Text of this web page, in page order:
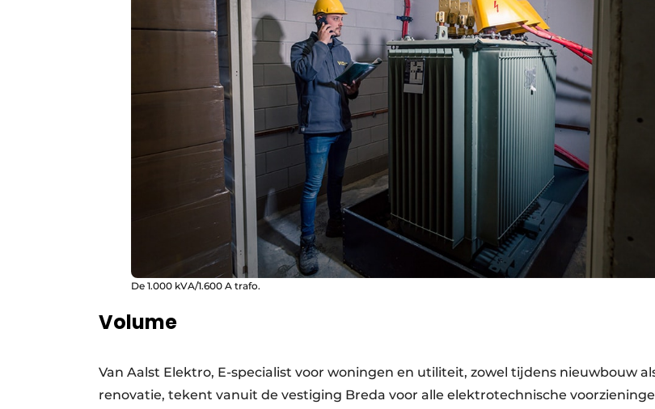
De 1.000 kVA/1.600 A trafo.
Volume
Van Aalst Elektro, E-specialist voor woningen en utiliteit, zowel tijdens nieuwbouw
renovatie, tekent vanuit de vestiging Breda voor alle elektrotechnische